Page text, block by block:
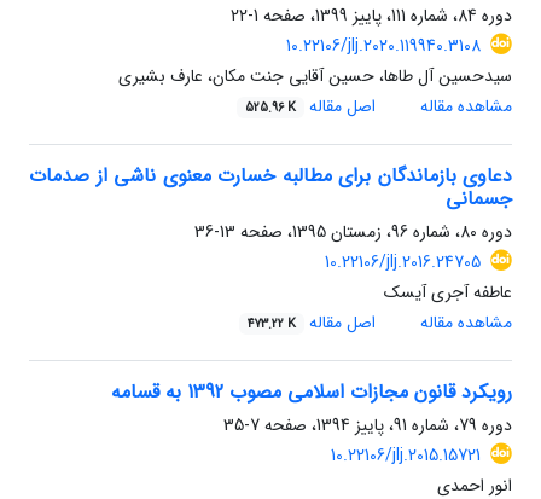
دوره 84، شماره 111، پاییز 1399، صفحه
1-22
10.22106/jlj.2020.119940.3108
سیدحسین آل طاها، حسین آقایی جنت مکان، عارف بشیری
مشاهده مقاله
اصل مقاله 525.96 K
دعاوی بازماندگان برای مطالبه‌ خسارت معنوی ناشی از صدمات
جسمانی
دوره 80، شماره 96، زمستان 1395، صفحه
13-36
10.22106/jlj.2016.24705
عاطفه آجری آیسک
مشاهده مقاله
اصل مقاله 473.22 K
رویکرد قانون مجازات اسلامی مصوب 1392 به قسامه
دوره 79، شماره 91، پاییز 1394، صفحه
7-35
10.22106/jlj.2015.15721
انور احمدی